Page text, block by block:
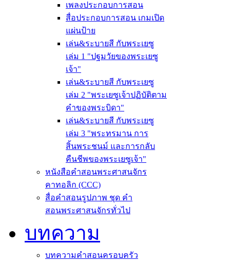
เพลงประกอบการสอน
สื่อประกอบการสอน เกมเปิด
แผ่นป้าย
เล่น&ระบายสี กับพระเยซู
เล่ม 1 "ปฐมวัยของพระเยซู
เจ้า"
เล่น&ระบายสี กับพระเยซู
เล่ม 2 "พระเยซูเจ้าปฏิบัติตาม
คำของพระบิดา"
เล่น&ระบายสี กับพระเยซู
เล่ม 3 "พระทรมาน การ
สิ้นพระชนม์ และการกลับ
คืนชีพของพระเยซูเจ้า"
หนังสือคำสอนพระศาสนจักร
คาทอลิก (CCC)
สื่อคำสอนรูปภาพ ชุด คำ
สอนพระศาสนจักรทั่วไป
บทความ
บทความคำสอนครอบครัว